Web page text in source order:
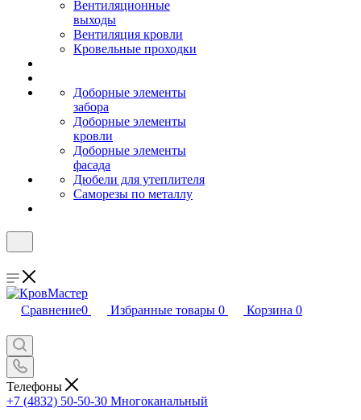
Вентиляционные
выходы
Вентиляция кровли
Кровельные проходки
Доборные элементы
забора
Доборные элементы
кровли
Доборные элементы
фасада
Дюбели для утеплителя
Саморезы по металлу
Сравнение0 Избранные товары 0 Корзина 0
Телефоны
+7 (4832) 50-50-30 Многоканальный